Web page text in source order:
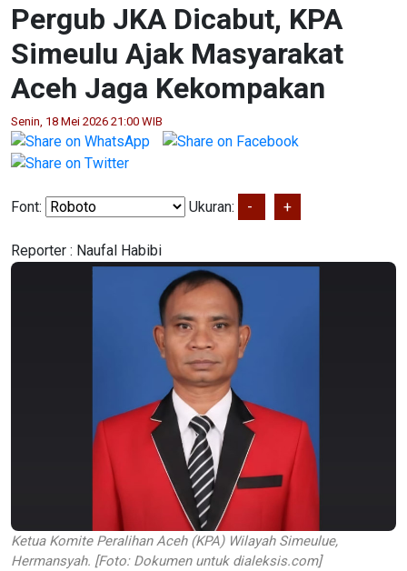
Pergub JKA Dicabut, KPA
Simeulu Ajak Masyarakat
Aceh Jaga Kekompakan
Senin, 18 Mei 2026 21:00 WIB
Font: Ukuran: - +
Reporter : Naufal Habibi
Ketua Komite Peralihan Aceh (KPA) Wilayah Simeulue,
Hermansyah. [Foto: Dokumen untuk dialeksis.com]